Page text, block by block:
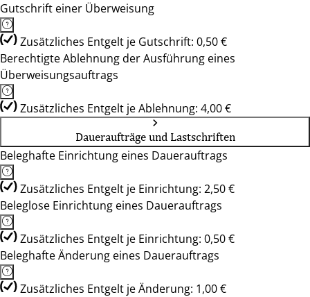
Gutschrift einer Überweisung
Zusätzliches Entgelt je Gutschrift: 0,50 €
Berechtigte Ablehnung der Ausführung eines
Überweisungsauftrags
Zusätzliches Entgelt je Ablehnung: 4,00 €
Daueraufträge und Lastschriften
Beleghafte Einrichtung eines Dauerauftrags
Zusätzliches Entgelt je Einrichtung: 2,50 €
Beleglose Einrichtung eines Dauerauftrags
Zusätzliches Entgelt je Einrichtung: 0,50 €
Beleghafte Änderung eines Dauerauftrags
Zusätzliches Entgelt je Änderung: 1,00 €